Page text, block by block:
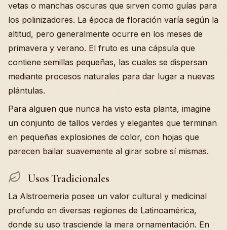
vetas o manchas oscuras que sirven como guías para
los polinizadores. La época de floración varía según la
altitud, pero generalmente ocurre en los meses de
primavera y verano. El fruto es una cápsula que
contiene semillas pequeñas, las cuales se dispersan
mediante procesos naturales para dar lugar a nuevas
plántulas.
Para alguien que nunca ha visto esta planta, imagine
un conjunto de tallos verdes y elegantes que terminan
en pequeñas explosiones de color, con hojas que
parecen bailar suavemente al girar sobre sí mismas.
Usos Tradicionales
La Alstroemeria posee un valor cultural y medicinal
profundo en diversas regiones de Latinoamérica,
donde su uso trasciende la mera ornamentación. En